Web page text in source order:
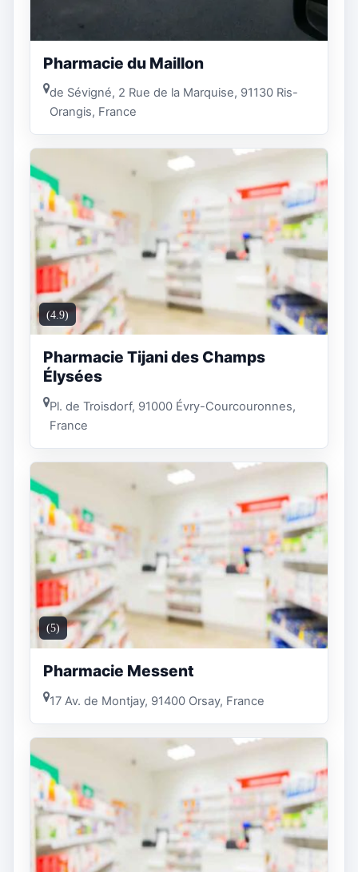
Pharmacie du Maillon
de Sévigné, 2 Rue de la Marquise, 91130 Ris-
Orangis, France
(4.9)
Pharmacie Tijani des Champs
Élysées
Pl. de Troisdorf, 91000 Évry-Courcouronnes,
France
(5)
Pharmacie Messent
17 Av. de Montjay, 91400 Orsay, France